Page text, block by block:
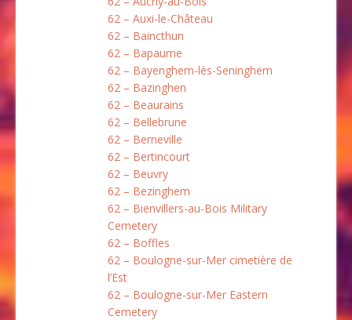
62 – Auxi-le-Château
62 – Baincthun
62 – Bapaume
62 – Bayenghem-lès-Seninghem
62 – Bazinghen
62 – Beaurains
62 – Bellebrune
62 – Berneville
62 – Bertincourt
62 – Beuvry
62 – Bezinghem
62 – Bienvillers-au-Bois Military
Cemetery
62 – Boffles
62 – Boulogne-sur-Mer cimetière de
l’Est
62 – Boulogne-sur-Mer Eastern
Cemetery